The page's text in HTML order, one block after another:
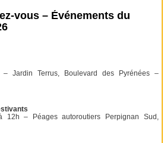
vous – Événements du
Jardin Terrus, Boulevard des Pyrénées –
12h – Péages autoroutiers Perpignan Sud,